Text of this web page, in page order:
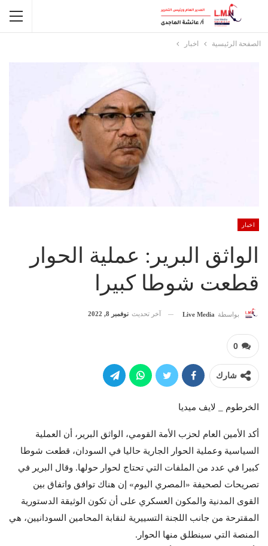
الصفحة الرئيسية اخبار
اخبار
الواثق البرير: عملية الحوار
قطعت شوطا كبيرا
بواسطة Live Media آخر تحديث نوفمبر 8, 2022
0
شارك
الخرطوم _ لايف ميديا
أكد الأمين العام لحزب الأمة القومي، الواثق البرير، أن العملية
السياسية وعملية الحوار الجارية حاليا في السودان، قطعت شوطا
كبيرا في عدد من الملفات التي تحتاج لحوار حولها. وقال البرير في
تصريحات لصحيفة «المصري اليوم» إن هناك توافق واتفاق بين
القوى المدنية والمكون العسكري على أن تكون الوثيقة الدستورية
المقترحة من جانب اللجنة التسييرية لنقابة المحامين السودانيين، هي
المنصة التي سينطلق منها الحوار.